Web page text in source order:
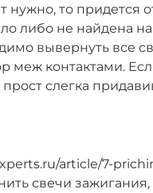
нужно, то придется
либо не найдена
вывернуть все
меж контактами.
слегка
article/7-
свечи